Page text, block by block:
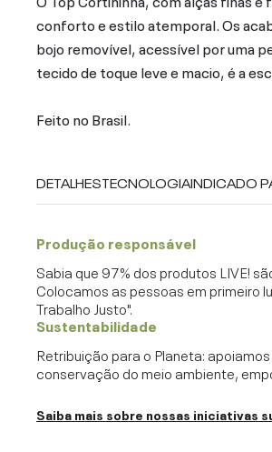
conforto e estilo atemporal. Os
bojo removível, acessível por uma
tecido de toque leve e macio, é a
Feito no Brasil.
DETALHESTECNOLOGIAINDICADO
Produção responsável
Sabia que 97% dos produtos LIVE!
Colocamos as pessoas em primeiro
Trabalho Justo".
Sustentabilidade
Retribuição para o Planeta:
conservação do meio ambiente,
Saiba mais sobre nossas iniciativas